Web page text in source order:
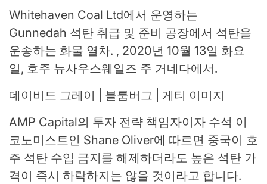
Whitehaven Coal Ltd에서 운영하는
Gunnedah 석탄 취급 및 준비 공장에서 석탄을
운송하는 화물 열차. , 2020년 10월 13일 화요
일, 호주 뉴사우스웨일즈 주 거네다에서.
데이비드 그레이 | 블룸버그 | 게티 이미지
AMP Capital의 투자 전략 책임자이자 수석 이
코노미스트인 Shane Oliver에 따르면 중국이 호
주 석탄 수입 금지를 해제하더라도 높은 석탄 가
격이 즉시 하락하지는 않을 것이라고 합니다.